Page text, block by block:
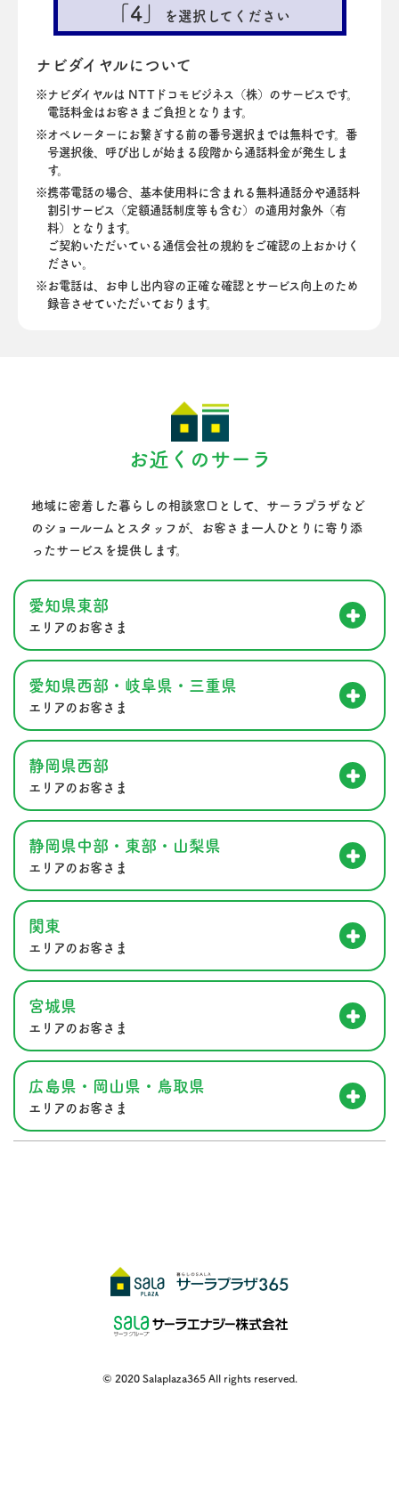
「4」 を選択してください
ナビダイヤルについて
ナビダイヤルは NTTドコモビジネス（株）のサービスです。
電話料金はお客さまご負担となります。
オペレーターにお繋ぎする前の番号選択までは無料です。番
号選択後、呼び出しが始まる段階から通話料金が発生しま
す。
携帯電話の場合、基本使用料に含まれる無料通話分や通話料
割引サービス（定額通話制度等も含む）の適用対象外（有
料）となります。
ご契約いただいている通信会社の規約をご確認の上おかけく
ださい。
お電話は、お申し出内容の正確な確認とサービス向上のため
録音させていただいております。
お近くのサーラ
地域に密着した暮らしの相談窓口として、サーラプラザなど
のショールームとスタッフが、
お客さま一人ひとりに寄り添
ったサービスを提供します。
愛知県東部
エリアのお客さま
愛知県西部・岐阜県・三重県
エリアのお客さま
静岡県西部
エリアのお客さま
静岡県中部・東部・山梨県
エリアのお客さま
関東
エリアのお客さま
宮城県
エリアのお客さま
広島県・岡山県・鳥取県
エリアのお客さま
© 2020 Salaplaza365 All rights reserved.